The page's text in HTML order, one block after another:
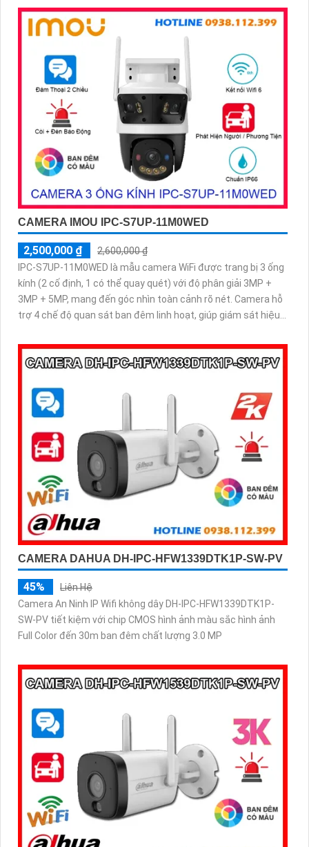
CAMERA IMOU IPC-S7UP-11M0WED
2,500,000 ₫
2,600,000 ₫
IPC-S7UP-11M0WED là mẫu camera WiFi được trang bị 3 ống
kính (2 cố định, 1 có thể quay quét) với độ phân giải 3MP +
3MP + 5MP, mang đến góc nhìn toàn cảnh rõ nét. Camera hỗ
trợ 4 chế độ quan sát ban đêm linh hoạt, giúp giám sát hiệu
CAMERA DAHUA DH-IPC-HFW1339DTK1P-SW-PV
45%
Liên Hệ
Camera An Ninh IP Wifi không dây DH-IPC-HFW1339DTK1P-
SW-PV tiết kiệm với chip CMOS hình ảnh màu sắc hình ảnh
Full Color đến 30m ban đêm chất lượng 3.0 MP